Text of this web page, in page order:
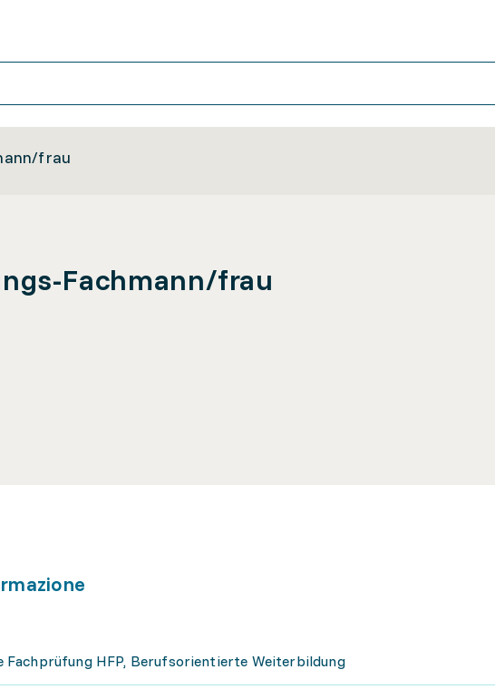
frau
Fachmann/frau
Fachprüfung HFP, Berufsorientierte Weiterbildung